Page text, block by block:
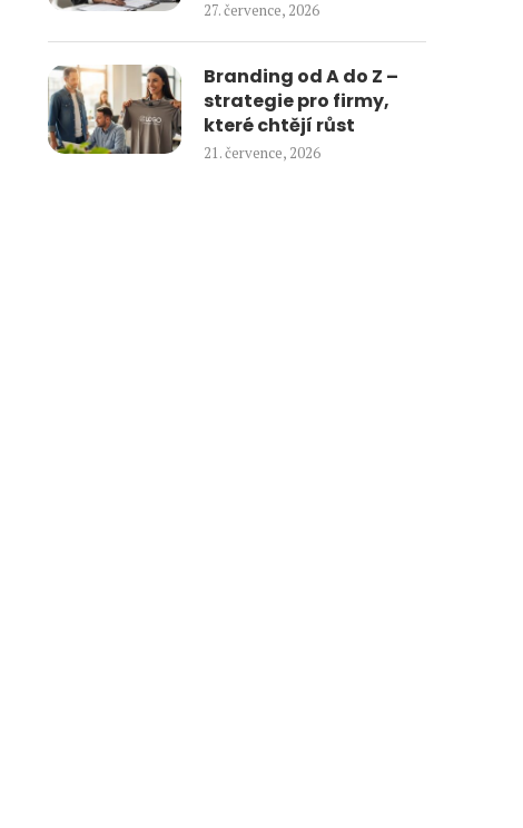
27. července, 2026
Branding od A do Z –
strategie pro firmy,
které chtějí růst
21. července, 2026